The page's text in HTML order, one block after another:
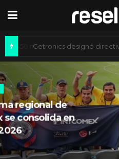
ARGENTINA
Axis Communications
Argentina se fortalece
nueva sede